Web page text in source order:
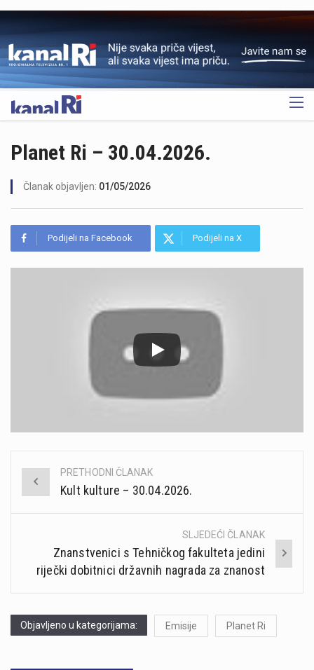
OGLAS
Planet Ri – 30.04.2026.
Članak objavljen: 01/05/2026
Podijeli na Facebook Podijeli na X
Post
PRETHODNI ČLANAK
Kult kulture – 30.04.2026.
SLJEDEĆI ČLANAK
Znanstvenici s Tehničkog fakulteta jedini
riječki dobitnici državnih nagrada za znanost
Objavljeno u kategorijama: Emisije Planet Ri